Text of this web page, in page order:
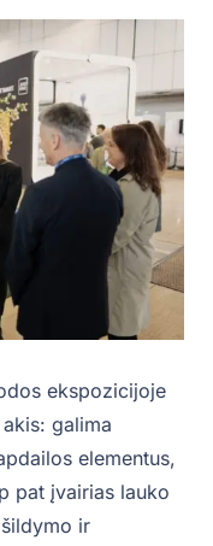
ekspozicijoje
galima
elementus,
pat įvairias lauko
ir